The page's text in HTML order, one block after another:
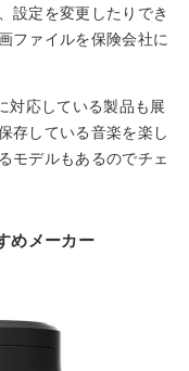
設定を変更したりでき
ファイルを保険会社に
対応している製品も展
存している音楽を楽し
モデルもあるのでチェ
めメーカー